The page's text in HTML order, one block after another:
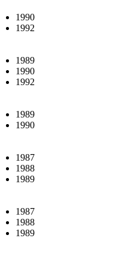
1990
1992
1989
1990
1992
1989
1990
1987
1988
1989
1987
1988
1989